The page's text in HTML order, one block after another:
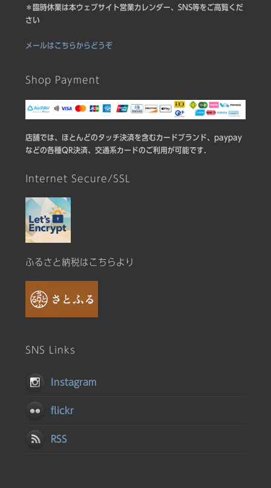
＊臨時休業は本ウェブサイト営業カレンダー、SNS等をご高覧くだ
さい
メールはこちらからどうぞ
Shop Payment
店舗では、ほとんどのタッチ決済を含むカードブランド、paypay
などの各種QR決済、交通系カードのご利用が可能です.
Internet Secure/SSL
ふるさと納税はこちらより
SNS Links
Instagram
flickr
RSS